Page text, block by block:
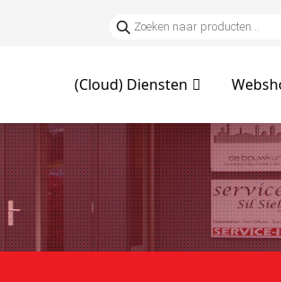
(Cloud) Diensten